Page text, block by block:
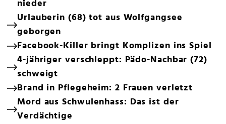
nieder
Urlauberin (68) tot aus Wolfgangsee
geborgen
Facebook-Killer bringt Komplizen ins Spiel
4-jähriger verschleppt: Pädo-Nachbar (72)
schweigt
Brand in Pflegeheim: 2 Frauen verletzt
Mord aus Schwulenhass: Das ist der
Verdächtige